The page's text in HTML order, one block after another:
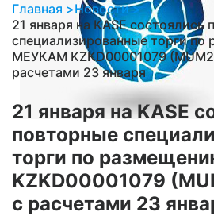
Главная
Новости
21 января на KASE состоялись
специализированные торги
МЕУКАМ KZKD00001079
расчетами 23 января
21 января на KASE
повторные
торги по
KZKD00001079
с расчетами 23